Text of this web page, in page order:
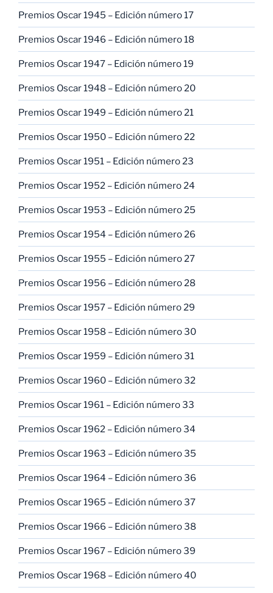
Premios Oscar 1945 – Edición número 17
Premios Oscar 1946 – Edición número 18
Premios Oscar 1947 – Edición número 19
Premios Oscar 1948 – Edición número 20
Premios Oscar 1949 – Edición número 21
Premios Oscar 1950 – Edición número 22
Premios Oscar 1951 – Edición número 23
Premios Oscar 1952 – Edición número 24
Premios Oscar 1953 – Edición número 25
Premios Oscar 1954 – Edición número 26
Premios Oscar 1955 – Edición número 27
Premios Oscar 1956 – Edición número 28
Premios Oscar 1957 – Edición número 29
Premios Oscar 1958 – Edición número 30
Premios Oscar 1959 – Edición número 31
Premios Oscar 1960 – Edición número 32
Premios Oscar 1961 – Edición número 33
Premios Oscar 1962 – Edición número 34
Premios Oscar 1963 – Edición número 35
Premios Oscar 1964 – Edición número 36
Premios Oscar 1965 – Edición número 37
Premios Oscar 1966 – Edición número 38
Premios Oscar 1967 – Edición número 39
Premios Oscar 1968 – Edición número 40